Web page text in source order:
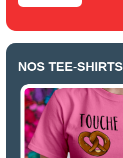
NOS TEE-SHIRTS